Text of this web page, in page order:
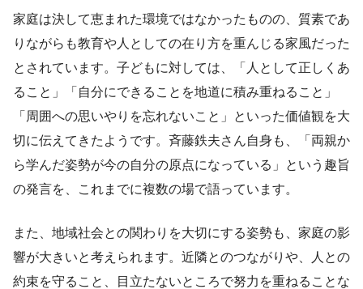
家庭は決して恵まれた環境ではなかったものの、質素であ
りながらも教育や人としての在り方を重んじる家風だった
とされています。子どもに対しては、「人として正しくあ
ること」「自分にできることを地道に積み重ねること」
「周囲への思いやりを忘れないこと」といった価値観を大
切に伝えてきたようです。斉藤鉄夫さん自身も、「両親か
ら学んだ姿勢が今の自分の原点になっている」という趣旨
の発言を、これまでに複数の場で語っています。
また、地域社会との関わりを大切にする姿勢も、家庭の影
響が大きいと考えられます。近隣とのつながりや、人との
約束を守ること、目立たないところで努力を重ねることな